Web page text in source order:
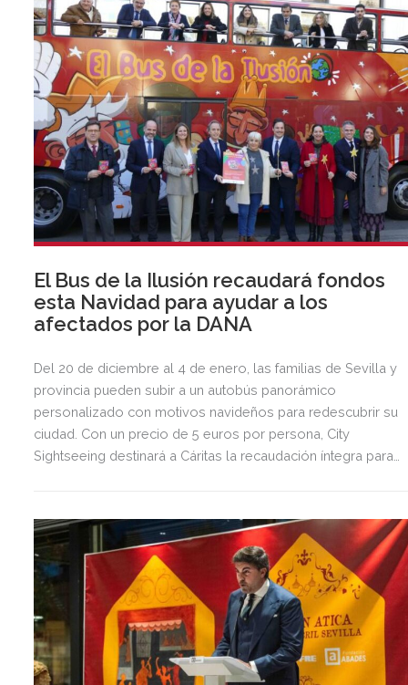
El Bus de la Ilusión recaudará fondos
esta Navidad para ayudar a los
afectados por la DANA
Del 20 de diciembre al 4 de enero, las familias de Sevilla y
provincia pueden subir a un autobús panorámico
personalizado con motivos navideños para redescubrir su
ciudad. Con un precio de 5 euros por persona, City
Sightseeing destinará a Cáritas la recaudación íntegra para